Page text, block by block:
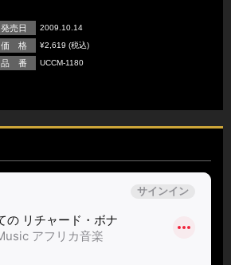
発売日 2009.10.14
価 格 ¥2,619 (税込)
品 番 UCCM-1180